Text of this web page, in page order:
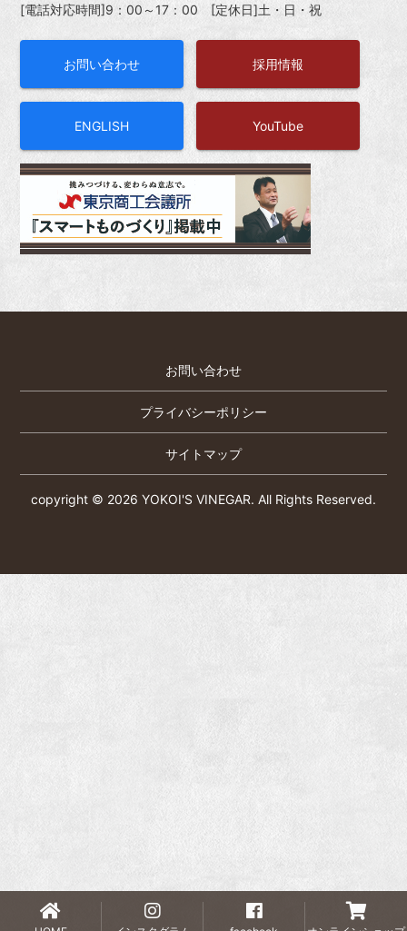
[電話対応時間]9：00～17：00 [定休日]土・日・祝
お問い合わせ 採用情報
ENGLISH YouTube
お問い合わせ
プライバシーポリシー
サイトマップ
copyright © 2026 YOKOI'S VINEGAR. All Rights Reserved.